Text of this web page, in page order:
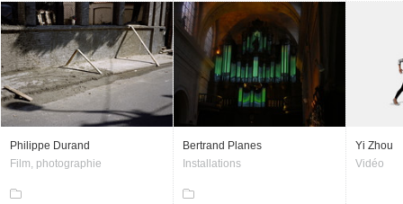
Philippe Durand
Film, photographie
Bertrand Planes
Installations
Yi Zhou
Vidéo